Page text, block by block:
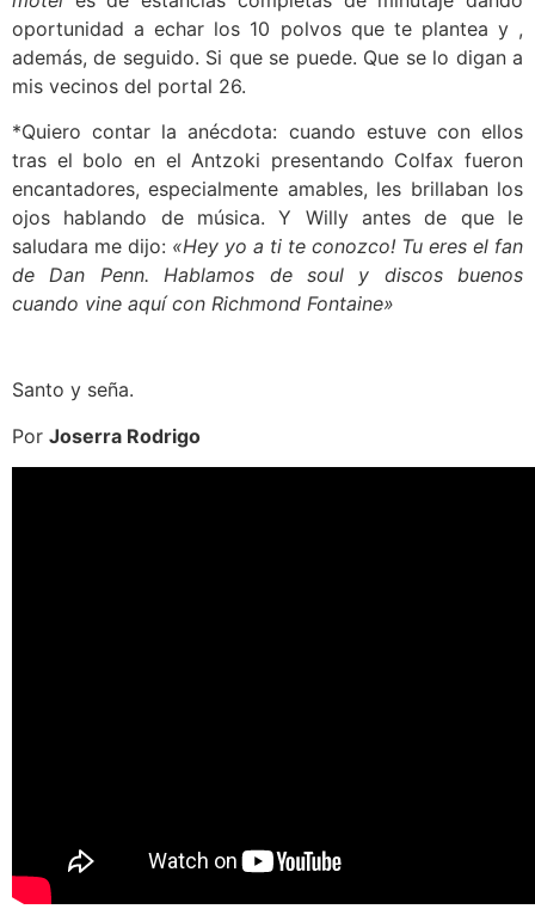
oportunidad a echar los 10 polvos que te plantea y ,
además, de seguido. Si que se puede. Que se lo digan a
mis vecinos del portal 26.
*Quiero contar la anécdota: cuando estuve con ellos
tras el bolo en el Antzoki presentando Colfax fueron
encantadores, especialmente amables, les brillaban los
ojos hablando de música. Y Willy antes de que le
saludara me dijo: «Hey yo a ti te conozco! Tu eres el fan
de Dan Penn. Hablamos de soul y discos buenos
cuando vine aquí con Richmond Fontaine»
Santo y seña.
Por Joserra Rodrigo